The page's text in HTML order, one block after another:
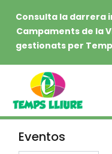
Consulta la darrera
Campaments de la
gestionats per
Eventos